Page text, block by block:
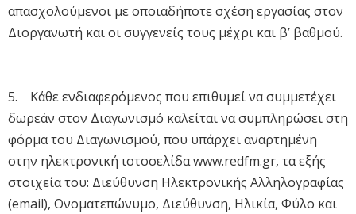
απασχολούμενοι με οποιαδήποτε σχέση εργασίας στον
Διοργανωτή και οι συγγενείς τους μέχρι και β’ βαθμού.
5. Κάθε ενδιαφερόμενος που επιθυμεί να συμμετέχει
δωρεάν στον Διαγωνισμό καλείται να συμπληρώσει στη
φόρμα του Διαγωνισμού, που υπάρχει αναρτημένη
στην ηλεκτρονική ιστοσελίδα www.redfm.gr, τα εξής
στοιχεία του: Διεύθυνση Ηλεκτρονικής Αλληλογραφίας
(email), Ονοματεπώνυμο, Διεύθυνση, Ηλικία, Φύλο και